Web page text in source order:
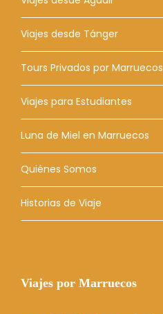
Viajes desde Tánger
Tours Privados por Marruecos
Viajes para Estudiantes
Luna de Miel en Marruecos
Quiénes Somos
Historias de Viaje
Viajes por Marruecos